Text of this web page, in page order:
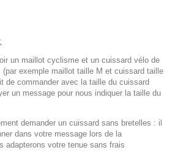
un maillot cyclisme et un cuissard vélo de
exemple maillot taille M et cuissard taille
de commander avec la taille du cuissard
un message pour nous indiquer la taille du
demander un cuissard sans bretelles : il
dans votre message lors de la
adapterons votre tenue sans frais